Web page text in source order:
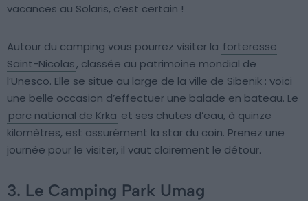
vacances au Solaris, c’est certain !
Autour du camping vous pourrez visiter la forteresse
Saint-Nicolas, classée au patrimoine mondial de
l’Unesco. Elle se situe au large de la ville de Sibenik : voici
une belle occasion d’effectuer une balade en bateau. Le
parc national de Krka et ses chutes d’eau, à quinze
kilomètres, est assurément la star du coin. Prenez une
journée pour le visiter, il vaut clairement le détour.
3. Le Camping Park Umag